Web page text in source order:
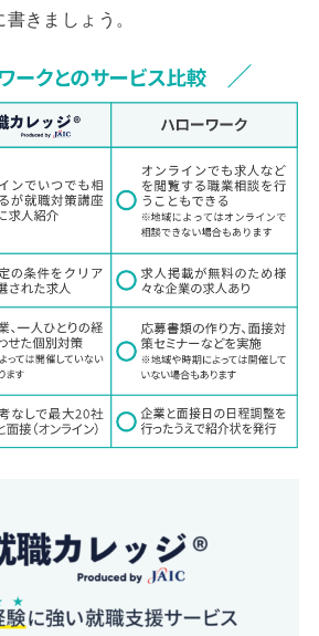
きましょう。